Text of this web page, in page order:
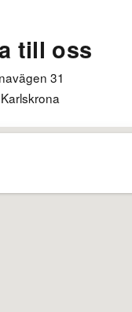
till oss
31